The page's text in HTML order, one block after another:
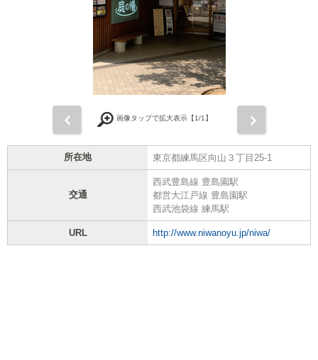
画像タップで拡大表示【1/1】
所在地 東京都練馬区向山３丁目25-1
交通
西武豊島線 豊島園駅
都営大江戸線 豊島園駅
西武池袋線 練馬駅
URL http://www.niwanoyu.jp/niwa/